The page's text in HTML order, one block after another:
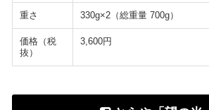
重さ 330g×2（総重量 700g）
価格（税
抜）
3,600円